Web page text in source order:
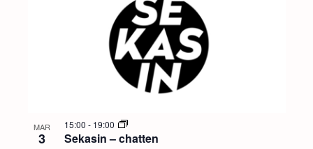
MAR
3 Sekasin – chatten
15:00 - 19:00